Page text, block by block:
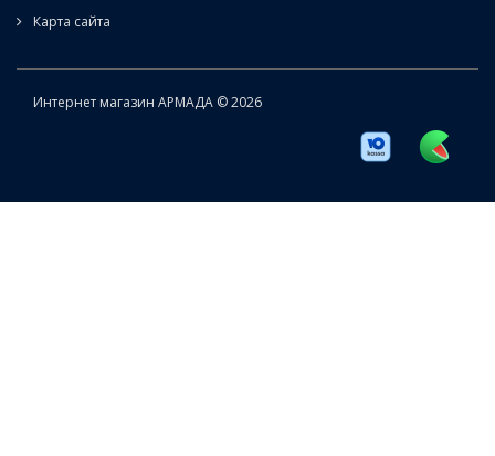
Карта сайта
Интернет магазин АРМАДА © 2026